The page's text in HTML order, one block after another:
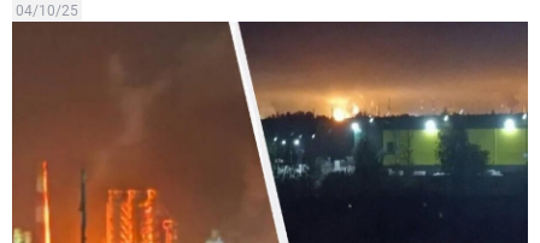
04/10/25